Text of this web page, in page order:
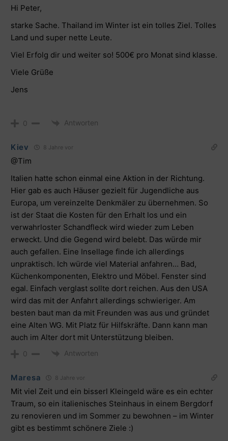
Hi Peter,
starke Sache. Thailand im Winter ist ein tolles Ziel. Tolles
Land und super nette Leute.
Viel Erfolg dir und weiter so! 500€ pro Monat sind klasse.
Viele Grüße
Jens
0 Antworten
Kiev 8 Jahre vor
@Tim
Italien hatte schon einmal eine Aktion in der Richtung.
Hier gab es auch Häuser gezielt für Jugendliche aus
Europa, um vereinzelte Denkmäler zu übernehmen. So
ist der Staat die Kosten für den Erhalt los und ein
verwahrloster Schandfleck wird wieder zum Leben
erweckt. Und die Gegend wird belebt. Das würde mir
auch gefallen. Eine Insellage finde ich allerdings
unpraktisch. Ich würde viel Material anfahren… Bad,
Küchenkomponenten, Elektro und Möbel. Fenster sind
egal. Einfach verglast sollte dort reichen. Aus den USA
wird das mit der Anfahrt allerdings schwieriger. Am
besten baut man da mit Freunden was aus und gründet
eine Alten WG. Mit Platz für Hilfskräfte. Dann kann man
auch im Alter dort mit Unterstützung bleiben.
0 Antworten
Maresa 8 Jahre vor
Mit viel Zeit und ein bisserl Kleingeld wäre es ein echter
Traum, so ein italienisches Steinhaus in einem Bergdorf
zu renovieren und im Sommer zu bewohnen – im Winter
gibt es bestimmt schönere Ziele :)